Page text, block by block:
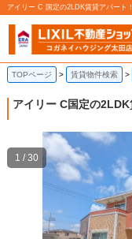
アイリー C 国定の2LDK賃貸アパート
TOPページ 賃貸物件検索
アイリー C国定の2LDK
1 / 30